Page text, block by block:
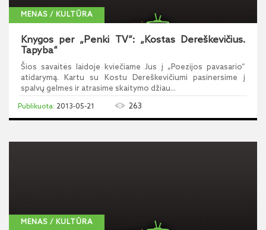
MENAS / KULTŪRA
Knygos per „Penki TV“: „Kostas Dereškevičius.
Tapyba“
Šios savaitės laidoje kviečiame Jus į „Poezijos pavasario“
atidarymą. Kartu su Kostu Dereškevičiumi pasinersime į
spalvų gelmes ir atrasime skaitymo džiau...
2013-05-21 263
MENAS / KULTŪRA